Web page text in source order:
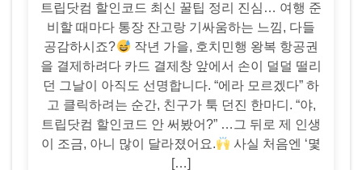
트립닷컴 할인코드 최신 꿀팁 정리 진심… 여행 준
비할 때마다 통장 잔고랑 기싸움하는 느낌, 다들
공감하시죠?
작년 가을, 호치민행 왕복 항공권
을 결제하려다 카드 결제창 앞에서 손이 덜덜 떨리
던 그날이 아직도 선명합니다. “에라 모르겠다” 하
고 클릭하려는 순간, 친구가 툭 던진 한마디. “야,
트립닷컴 할인코드 안 써봤어?” …그 뒤로 제 인생
이 조금, 아니 많이 달라졌어요.
사실 처음엔 ‘몇
[…]